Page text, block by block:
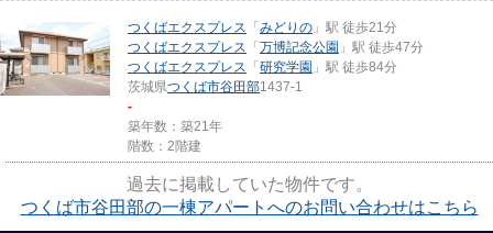
つくばエクスプレス 「 みどりの 」駅 徒歩21分
つくばエクスプレス 「 万博記念公園 」駅 徒歩47分
つくばエクスプレス 「 研究学園 」駅 徒歩84分
茨城県つくば市谷田部1437-1
-
築年数：築21年
階数：2階建
過去に掲載していた物件です。
つくば市谷田部の一棟アパートへのお問い合わせはこちら